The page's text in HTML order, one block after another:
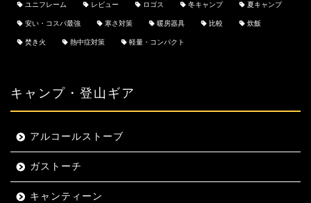
ユニフレーム レビュー ロゴス 冬キャンプ 夏キャンプ
安い・コスパ最強 寒さ対策 暖房器具 比較 炊飯
焚き火 熱中症対策 軽量・コンパクト
キャンプ・登山ギア
アルコールストーブ
ガストーチ
キャンティーン